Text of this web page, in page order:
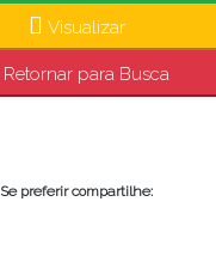
Visualizar
Retornar para Busca
Se preferir compartilhe: